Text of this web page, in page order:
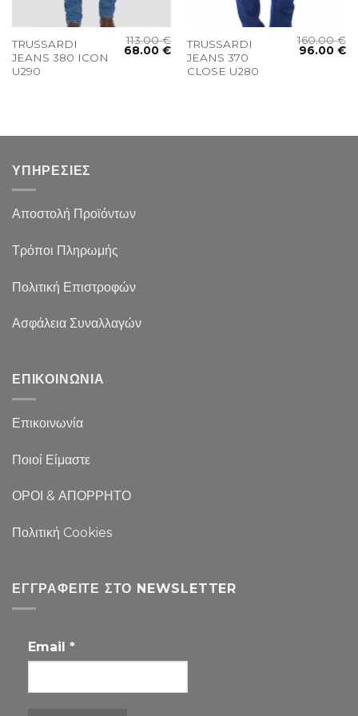
TRUSSARDI
JEANS 380 ICON
U290
113.00€
68.00€
TRUSSARDI
JEANS 370
CLOSE U280
160.00€
96.00€
ΥΠΗΡΕΣΙΕΣ
Αποστολή Προϊόντων
Τρόποι Πληρωμής
Πολιτική Επιστροφών
Ασφάλεια Συναλλαγών
ΕΠΙΚΟΙΝΩΝΙΑ
Επικοινωνία
Ποιοί Είμαστε
ΟΡΟΙ & ΑΠΟΡΡΗΤΟ
Πολιτική Cookies
ΕΓΓΡΑΦΕΊΤΕ ΣΤΟ NEWSLETTER
Email *